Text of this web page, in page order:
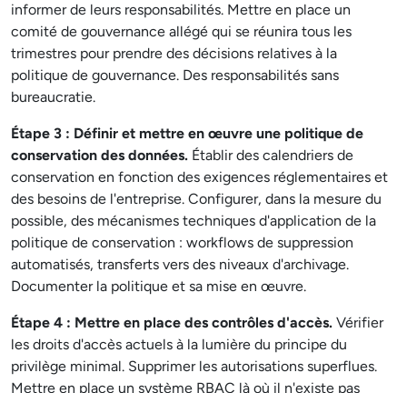
informer de leurs responsabilités. Mettre en place un
comité de gouvernance allégé qui se réunira tous les
trimestres pour prendre des décisions relatives à la
politique de gouvernance. Des responsabilités sans
bureaucratie.
Étape 3 : Définir et mettre en œuvre une politique de
conservation des données. Établir des calendriers de
conservation en fonction des exigences réglementaires et
des besoins de l'entreprise. Configurer, dans la mesure du
possible, des mécanismes techniques d'application de la
politique de conservation : workflows de suppression
automatisés, transferts vers des niveaux d'archivage.
Documenter la politique et sa mise en œuvre.
Étape 4 : Mettre en place des contrôles d'accès. Vérifier
les droits d'accès actuels à la lumière du principe du
privilège minimal. Supprimer les autorisations superflues.
Mettre en place un système RBAC là où il n'existe pas